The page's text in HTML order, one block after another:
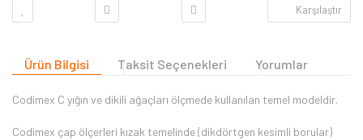
Karşılaştır
Ürün Bilgisi Taksit Seçenekleri Yorumlar
Codimex C yığın ve dikili ağaçları ölçmede kullanılan temel modeldir.
Codimex çap ölçerleri kızak temelinde (dikdörtgen kesimli borular)